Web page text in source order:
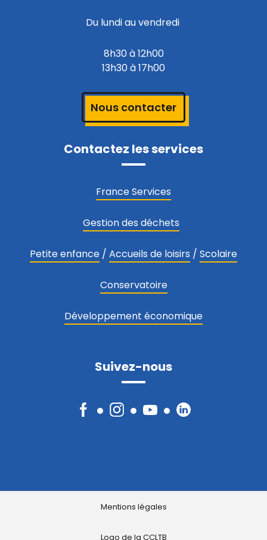
Du lundi au vendredi
8h30 à 12h00
13h30 à 17h00
Nous contacter
Contactez les services
France Services
Gestion des déchets
Petite enfance / Accueils de loisirs / Scolaire
Conservatoire
Développement économique
Suivez-nous
FacebookInstagramYouTubeLinkedIn
Mentions légales
Logo de la CCLTB